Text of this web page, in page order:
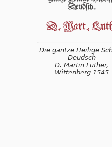
Die gantze Heilige
Deudsch
D. Martin Luther,
Wittenberg 1545